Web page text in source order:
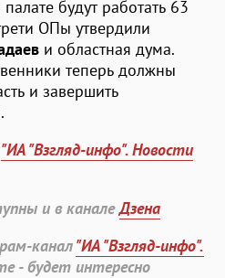
будут работать 63
ОПы утвердили
и областная дума.
теперь должны
и завершить
"ИА "Взгляд-инфо". Новости
и в каналеДзена
канал"ИА "Взгляд-инфо".
- будет интересно